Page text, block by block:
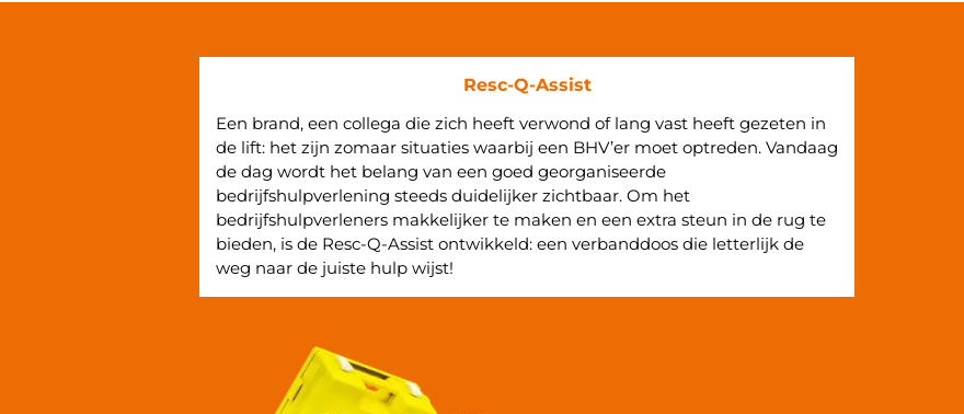
Resc-Q-Assist
Een brand, een collega die zich heeft verwond of lang vast heeft gezeten in
de lift: het zijn zomaar situaties waarbij een BHV’er moet optreden. Vandaag
de dag wordt het belang van een goed georganiseerde
bedrijfshulpverlening steeds duidelijker zichtbaar. Om het
bedrijfshulpverleners makkelijker te maken en een extra steun in de rug te
bieden, is de Resc-Q-Assist ontwikkeld: een verbanddoos die letterlijk de
weg naar de juiste hulp wijst!